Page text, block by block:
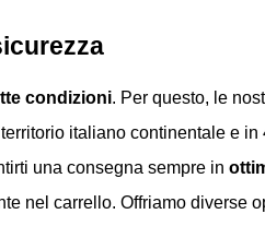
condizioni. Per questo, le
italiano continentale e
una consegna sempre in
nel carrello. Offriamo diverse